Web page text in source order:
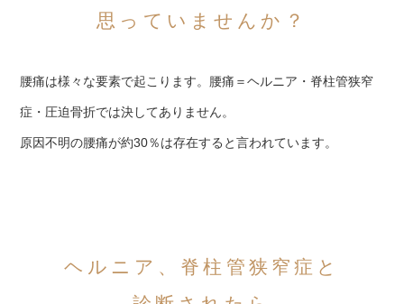
思っていませんか？
腰痛は様々な要素で起こります。腰痛＝ヘルニア・脊柱管狭窄
症・圧迫骨折では決してありません。
原因不明の腰痛が約30％は存在すると言われています。
ヘルニア、脊柱管狭窄症と